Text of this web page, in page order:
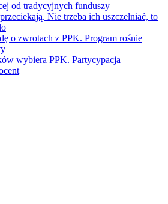
od tradycyjnych funduszy
Nie trzeba ich uszczelniać, to
o zwrotach z PPK. Program rośnie
wybiera PPK. Partycypacja